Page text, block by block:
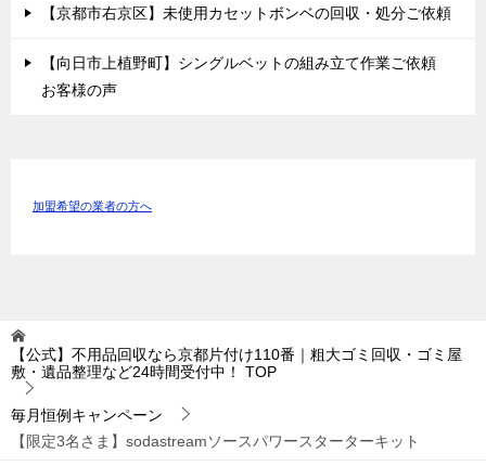
【京都市右京区】未使用カセットボンベの回収・処分ご依頼
【向日市上植野町】シングルベットの組み立て作業ご依頼
お客様の声
加盟希望の業者の方へ
【公式】不用品回収なら京都片付け110番｜粗大ゴミ回収・ゴミ屋
敷・遺品整理など24時間受付中！
TOP
毎月恒例キャンペーン
【限定3名さま】sodastreamソースパワースターターキット